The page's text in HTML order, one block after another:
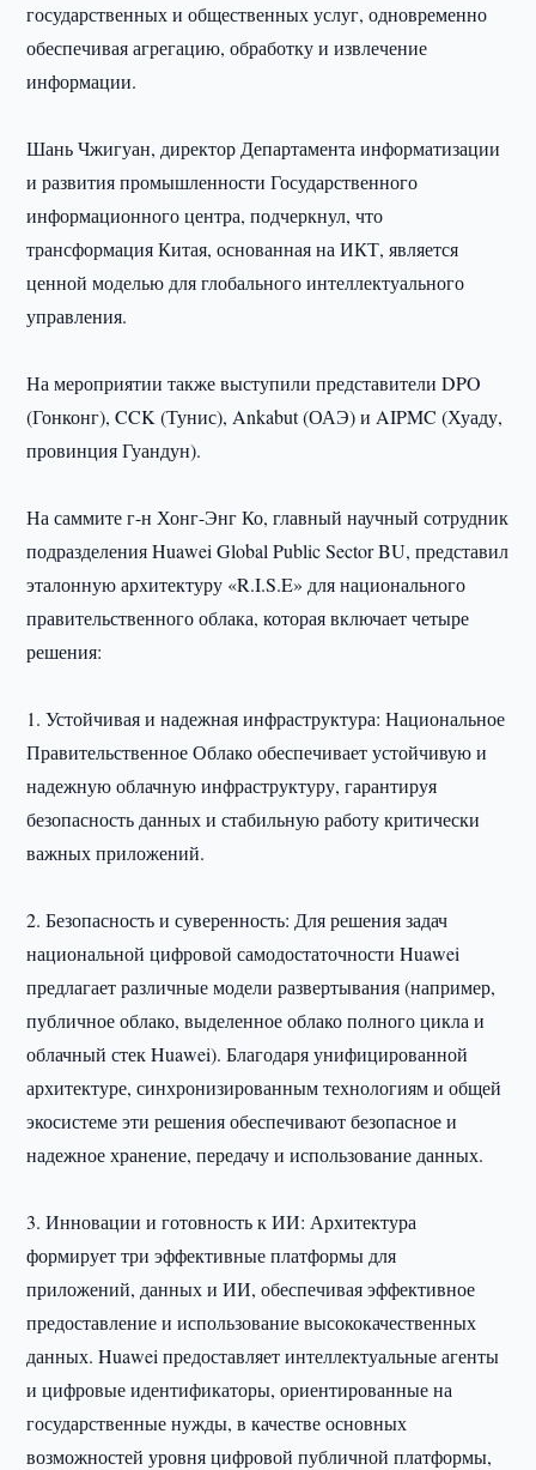
государственных и общественных услуг, одновременно
обеспечивая агрегацию, обработку и извлечение
информации.
Шань Чжигуан, директор Департамента информатизации
и развития промышленности Государственного
информационного центра, подчеркнул, что
трансформация Китая, основанная на ИКТ, является
ценной моделью для глобального интеллектуального
управления.
На мероприятии также выступили представители DPO
(Гонконг), CCK (Тунис), Ankabut (ОАЭ) и AIPMC (Хуаду,
провинция Гуандун).
На саммите г-н Хонг-Энг Ко, главный научный сотрудник
подразделения Huawei Global Public Sector BU, представил
эталонную архитектуру «R.I.S.E» для национального
правительственного облака, которая включает четыре
решения:
1. Устойчивая и надежная инфраструктура: Национальное
Правительственное Облако обеспечивает устойчивую и
надежную облачную инфраструктуру, гарантируя
безопасность данных и стабильную работу критически
важных приложений.
2. Безопасность и суверенность: Для решения задач
национальной цифровой самодостаточности Huawei
предлагает различные модели развертывания (например,
публичное облако, выделенное облако полного цикла и
облачный стек Huawei). Благодаря унифицированной
архитектуре, синхронизированным технологиям и общей
экосистеме эти решения обеспечивают безопасное и
надежное хранение, передачу и использование данных.
3. Инновации и готовность к ИИ: Архитектура
формирует три эффективные платформы для
приложений, данных и ИИ, обеспечивая эффективное
предоставление и использование высококачественных
данных. Huawei предоставляет интеллектуальные агенты
и цифровые идентификаторы, ориентированные на
государственные нужды, в качестве основных
возможностей уровня цифровой публичной платформы,